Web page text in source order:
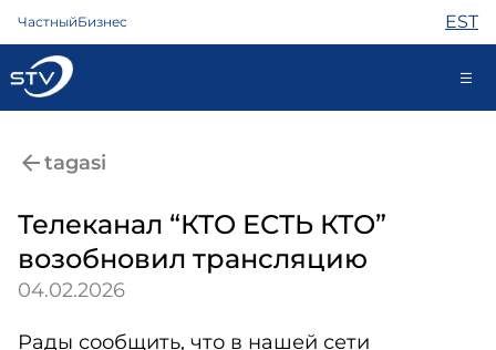
ЧастныйБизнес EST
Интернет
ТВ
Телефон
Помощь
tagasi
Телеканал “КТО ЕСТЬ КТО”
возобновил трансляцию
04.02.2026
Рады сообщить, что в нашей сети